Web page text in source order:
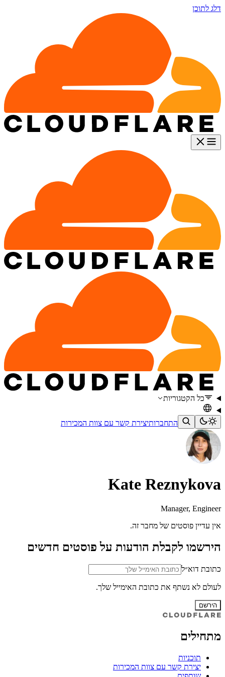
דלג לתוכן
כל הקטגוריות
התחברותיצירת קשר עם צוות המכירות
Kate Reznykova
Manager, Engineer
אין עדיין פוסטים של מחבר זה.
הירשמו לקבלת הודעות על פוסטים חדשים
כתובת דוא״ל
לעולם לא נשתף את כתובת האימייל שלך.
הירשם
מתחילים
תוכניות
יצירת קשר עם צוות המכירות